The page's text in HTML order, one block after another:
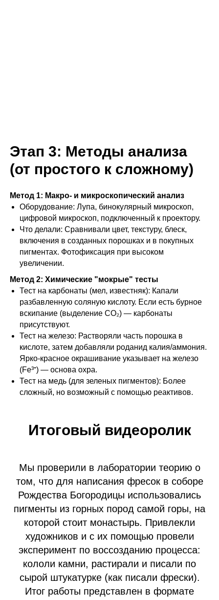
Этап 3: Методы анализа
(от простого к сложному)
Метод 1: Макро- и микроскопический анализ
Оборудование: Лупа, бинокулярный микроскоп,
цифровой микроскоп, подключенный к проектору.
Что делали: Сравнивали цвет, текстуру, блеск,
включения в созданных порошках и в покупных
пигментах. Фотофиксация при высоком
увеличении.
Метод 2: Химические "мокрые" тесты
Тест на карбонаты (мел, известняк): Капали
разбавленную соляную кислоту. Если есть бурное
вскипание (выделение CO₂) — карбонаты
присутствуют.
Тест на железо: Растворяли часть порошка в
кислоте, затем добавляли роданид калия/аммония.
Ярко-красное окрашивание указывает на железо
(Fe³⁺) — основа охра.
Тест на медь (для зеленых пигментов): Более
сложный, но возможный с помощью реактивов.
Итоговый видеоролик
Мы проверили в лаборатории теорию о
том, что для написания фресок в соборе
Рождества Богородицы использовались
пигменты из горных пород самой горы, на
которой стоит монастырь. Привлекли
художников и с их помощью провели
эксперимент по воссозданию процесса:
кололи камни, растирали и писали по
сырой штукатурке (как писали фрески).
Итог работы представлен в формате